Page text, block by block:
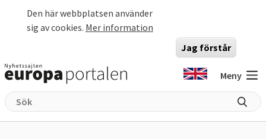
Den här webbplatsen använder
sig av cookies. Mer information
Jag förstår
Meny